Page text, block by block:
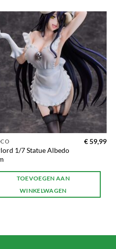
Toevoegen
aan
verlanglijst
1/7 Statue Albedo
€59,99
TOEVOEGEN AAN
WINKELWAGEN